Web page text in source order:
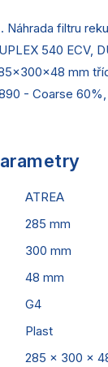
Náhrada filtru
540 ECV,
mm
- Coarse
ATREA
285 mm
300 mm
48 mm
G4
Plast
285 x 300 x